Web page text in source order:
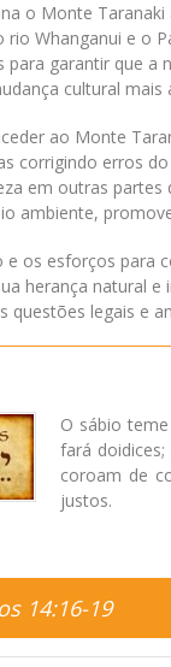
o Monte
rio Whanganui e o
para garantir que
cultural
ao Monte
corrigindo erros
em outras
ambiente,
e os esforços para
herança natural
questões legais e
O sábio
fará
coroam de
justos.
14:16-19